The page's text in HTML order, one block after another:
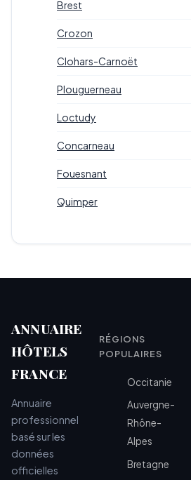
Brest
Crozon
Clohars-Carnoët
Plouguerneau
Loctudy
Concarneau
Fouesnant
Quimper
ANNUAIRE
HÔTELS
FRANCE
Annuaire
professionnel
basé sur les
données
officielles
RÉGIONS
POPULAIRES
Occitanie
Auvergne-
Rhône-
Alpes
Bretagne